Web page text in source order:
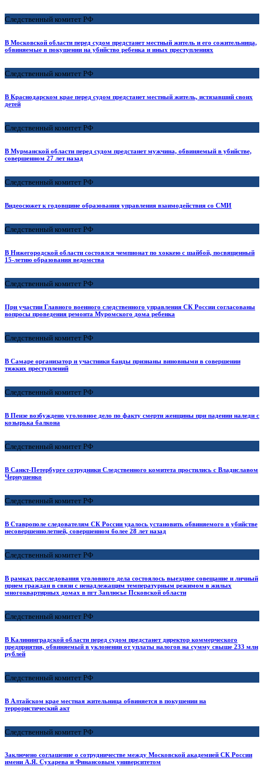
Следственный комитет РФ
В Московской области перед судом предстанет местный житель и его сожительница,
обвиняемые в покушении на убийство ребенка и иных преступлениях
Следственный комитет РФ
В Краснодарском крае перед судом предстанет местный житель, истязавший своих
детей
Следственный комитет РФ
В Мурманской области перед судом предстанет мужчина, обвиняемый в убийстве,
совершенном 27 лет назад
Следственный комитет РФ
Видеосюжет к годовщине образования управления взаимодействия со СМИ
Следственный комитет РФ
В Нижегородской области состоялся чемпионат по хоккею с шайбой, посвященный
15-летию образования ведомства
Следственный комитет РФ
При участии Главного военного следственного управления СК России согласованы
вопросы проведения ремонта Муромского дома ребенка
Следственный комитет РФ
В Самаре организатор и участники банды признаны виновными в совершении
тяжких преступлений
Следственный комитет РФ
В Пензе возбуждено уголовное дело по факту смерти женщины при падении наледи с
козырька балкона
Следственный комитет РФ
В Санкт-Петербурге сотрудники Следственного комитета простились с Владиславом
Чернушенко
Следственный комитет РФ
В Ставрополе следователям СК России удалось установить обвиняемого в убийстве
несовершеннолетней, совершенном более 28 лет назад
Следственный комитет РФ
В рамках расследования уголовного дела состоялось выездное совещание и личный
прием граждан в связи с ненадлежащим температурным режимом в жилых
многоквартирных домах в пгт Заплюсье Псковской области
Следственный комитет РФ
В Калининградской области перед судом предстанет директор коммерческого
предприятия, обвиняемый в уклонении от уплаты налогов на сумму свыше 233 млн
рублей
Следственный комитет РФ
В Алтайском крае местная жительница обвиняется в покушении на
террористический акт
Следственный комитет РФ
Заключено соглашение о сотрудничестве между Московской академией СК России
имени А.Я. Сухарева и Финансовым университетом